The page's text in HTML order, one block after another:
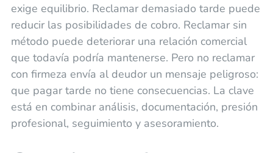
exige equilibrio. Reclamar demasiado tarde puede
reducir las posibilidades de cobro. Reclamar sin
método puede deteriorar una relación comercial
que todavía podría mantenerse. Pero no reclamar
con firmeza envía al deudor un mensaje peligroso:
que pagar tarde no tiene consecuencias. La clave
está en combinar análisis, documentación, presión
profesional, seguimiento y asesoramiento.